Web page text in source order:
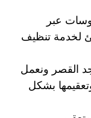
عبر
لخدمة تنظيف
القصر ونعمل
بشكل